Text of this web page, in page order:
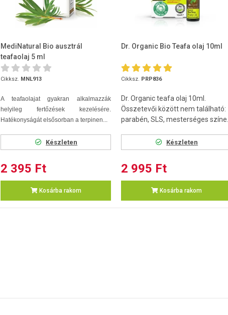
MediNatural Bio ausztrál
teafaolaj 5 ml
Cikksz. MNL913
A teafaolajat gyakran alkalmazzák
helyileg fertőzések kezelésére.
Hatékonyságát elsősorban a terpinen...
Készleten
2 395 Ft
Kosárba rakom
Dr. Organic Bio Teafa olaj 10ml
Cikksz. PRP836
Dr. Organic teafa olaj 10ml.
Összetevői között nem található:
parabén, SLS, mesterséges színe...
Készleten
2 995 Ft
Kosárba rakom